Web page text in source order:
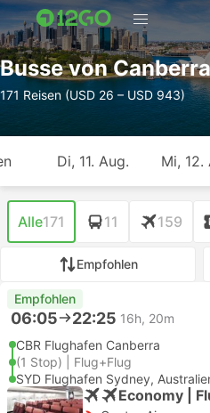
Busse von
171 Reisen (USD 26 – USD 943)
Di, 11. Aug. Mi, 12.
Alle171 11 159
Empfohlen
Empfohlen
06:05 22:25 16h, 20m
CBR Flughafen Canberra
(1 Stop) | Flug+Flug
SYD Flughafen Sydney,
Economy |